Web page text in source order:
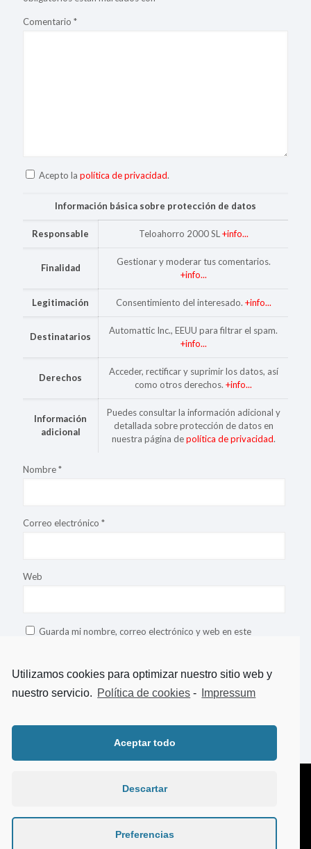
Comentario *
Acepto la política de privacidad.
Información básica sobre protección de datos
Responsable Teloahorro 2000 SL +info...
Finalidad
Gestionar y moderar tus comentarios.
+info...
Legitimación Consentimiento del interesado. +info...
Destinatarios
Automattic Inc., EEUU para filtrar el spam.
+info...
Derechos
Acceder, rectificar y suprimir los datos, así
como otros derechos. +info...
Información
adicional
Puedes consultar la información adicional y
detallada sobre protección de datos en
nuestra página depolítica de privacidad.
Nombre*
Correo electrónico *
Web
Guarda mi nombre, correo electrónico y web en este
Learn how your comment
© 2018 TeLoAhorro. Todos los derechos reservados.
Web diseñada porAragon Marketing
Utilizamos cookies para optimizar nuestro sitio web y
nuestro servicio. Política de cookies - Impressum
Aceptar todo
Descartar
Preferencias